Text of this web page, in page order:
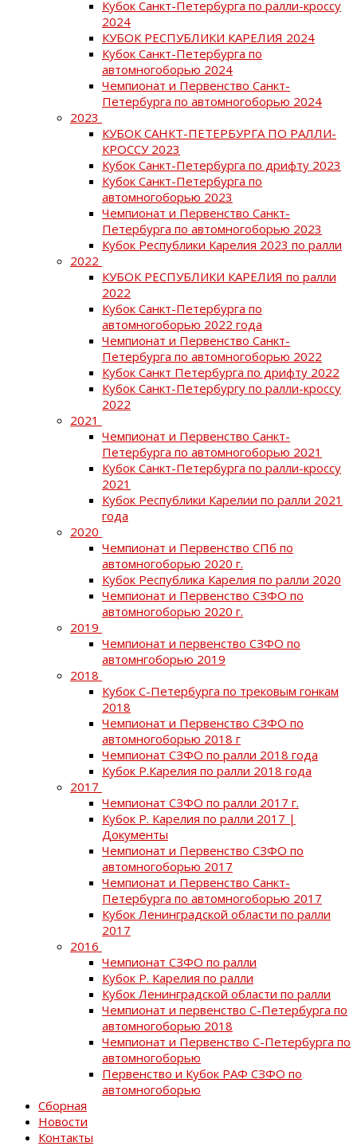
Кубок Санкт-Петербурга по ралли-кроссу
2024
КУБОК РЕСПУБЛИКИ КАРЕЛИЯ 2024
Кубок Санкт-Петербурга по
автомногоборью 2024
Чемпионат и Первенство Санкт-
Петербурга по автомногоборью 2024
2023
КУБОК САНКТ-ПЕТЕРБУРГА ПО РАЛЛИ-
КРОССУ 2023
Кубок Санкт-Петербурга по дрифту 2023
Кубок Санкт-Петербурга по
автомногоборью 2023
Чемпионат и Первенство Санкт-
Петербурга по автомногоборью 2023
Кубок Республики Карелия 2023 по ралли
2022
КУБОК РЕСПУБЛИКИ КАРЕЛИЯ по ралли
2022
Кубок Санкт-Петербурга по
автомногоборью 2022 года
Чемпионат и Первенство Санкт-
Петербурга по автомногоборью 2022
Кубок Санкт Петербурга по дрифту 2022
Кубок Санкт-Петербургу по ралли-кроссу
2022
2021
Чемпионат и Первенство Санкт-
Петербурга по автомногоборью 2021
Кубок Санкт-Петербурга по ралли-кроссу
2021
Кубок Республики Карелии по ралли 2021
года
2020
Чемпионат и Первенство СПб по
автомногоборью 2020 г.
Кубок Республика Карелия по ралли 2020
Чемпионат и Первенство СЗФО по
автомногоборью 2020 г.
2019
Чемпионат и первенство СЗФО по
автомнгоборью 2019
2018
Кубок С-Петербурга по трековым гонкам
2018
Чемпионат и Первенство СЗФО по
автомногоборью 2018 г
Чемпионат СЗФО по ралли 2018 года
Кубок Р.Карелия по ралли 2018 года
2017
Чемпионат СЗФО по ралли 2017 г.
Кубок Р. Карелия по ралли 2017 |
Документы
Чемпионат и Первенство СЗФО по
автомногоборью 2017
Чемпионат и Первенство Санкт-
Петербурга по автомногоборью 2017
Кубок Ленинградской области по ралли
2017
2016
Чемпионат СЗФО по ралли
Кубок Р. Карелия по ралли
Кубок Ленинградской области по ралли
Чемпионат и первенство С-Петербурга по
автомногоборью 2018
Чемпионат и Первенство С-Петербурга по
автомногоборью
Первенство и Кубок РАФ СЗФО по
автомногоборью
Сборная
Новости
Контакты